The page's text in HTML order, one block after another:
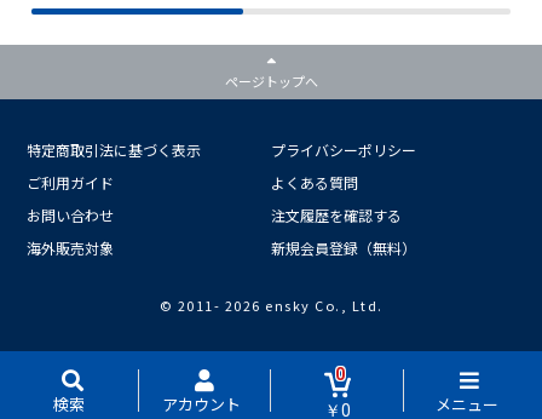
検索 アカウント
0
￥0
メニュー
ページトップへ
特定商取引法に基づく表示
プライバシーポリシー
ご利用ガイド
よくある質問
お問い合わせ
注文履歴を確認する
海外販売対象
新規会員登録（無料）
© 2011- 2026 ensky Co., Ltd.